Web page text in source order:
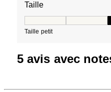
Taille
Taille petit
5 avis avec